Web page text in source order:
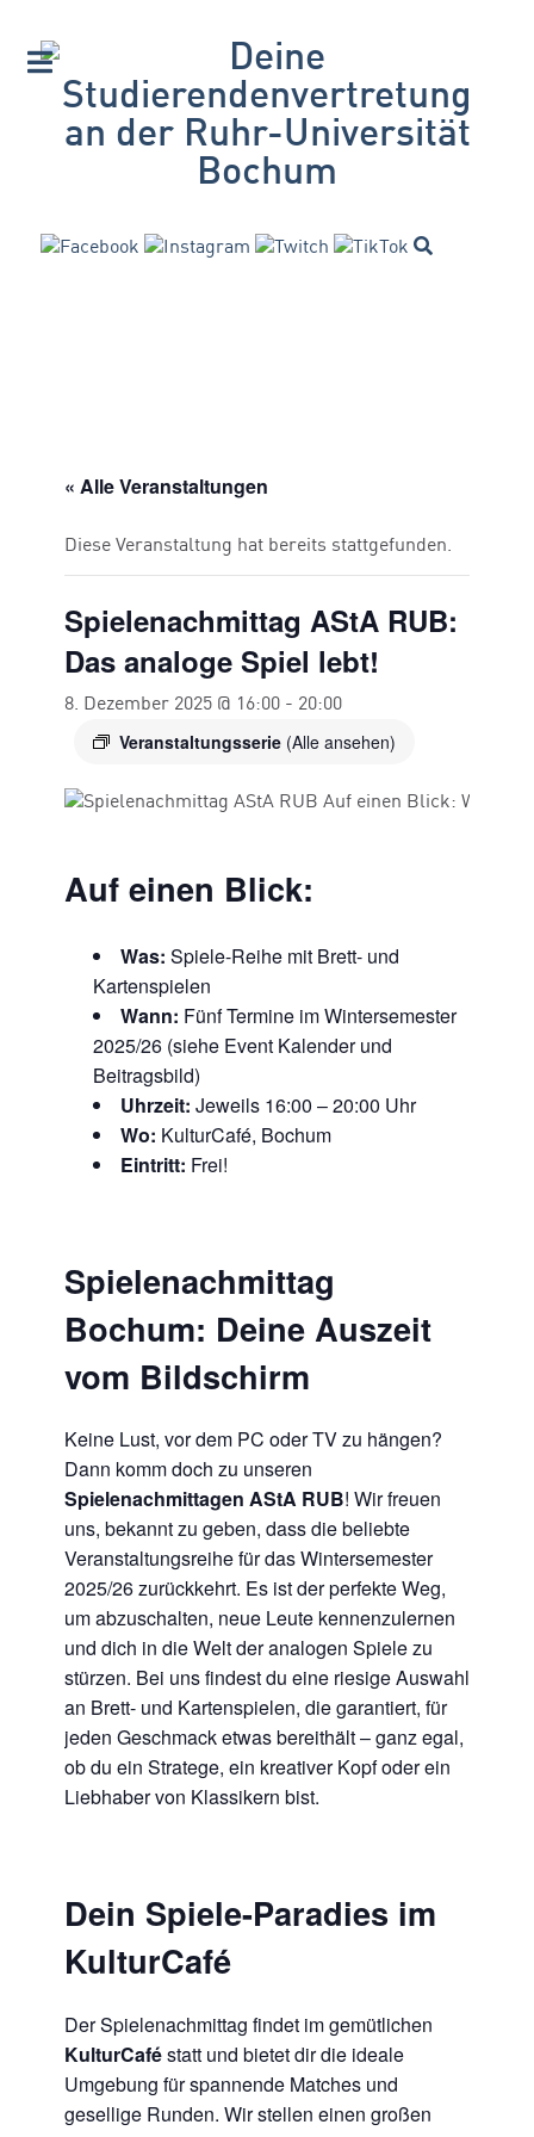
« Alle Veranstaltungen
Diese Veranstaltung hat bereits stattgefunden.
Spielenachmittag AStA RUB:
Das analoge Spiel lebt!
8. Dezember 2025 @ 16:00 - 20:00
Veranstaltungsserie (Alle ansehen)
Auf einen Blick:
Was: Spiele-Reihe mit Brett- und
Kartenspielen
Wann: Fünf Termine im Wintersemester
2025/26 (siehe Event Kalender und
Beitragsbild)
Uhrzeit: Jeweils 16:00 – 20:00 Uhr
Wo: KulturCafé, Bochum
Eintritt: Frei!
Spielenachmittag
Bochum: Deine Auszeit
vom Bildschirm
Keine Lust, vor dem PC oder TV zu hängen?
Dann komm doch zu unseren
Spielenachmittagen AStA RUB! Wir freuen
uns, bekannt zu geben, dass die beliebte
Veranstaltungsreihe für das Wintersemester
2025/26 zurückkehrt. Es ist der perfekte Weg,
um abzuschalten, neue Leute kennenzulernen
und dich in die Welt der analogen Spiele zu
stürzen. Bei uns findest du eine riesige Auswahl
an Brett- und Kartenspielen, die garantiert, für
jeden Geschmack etwas bereithält – ganz egal,
ob du ein Stratege, ein kreativer Kopf oder ein
Liebhaber von Klassikern bist.
Dein Spiele-Paradies im
KulturCafé
Der Spielenachmittag findet im gemütlichen
KulturCaféstatt und bietet dir die ideale
Umgebung für spannende Matches und
gesellige Runden. Wir stellen einen großen